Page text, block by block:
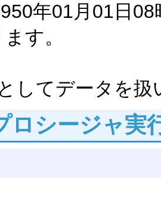
年01月01日
す。
してデータを扱
ロシージャ実